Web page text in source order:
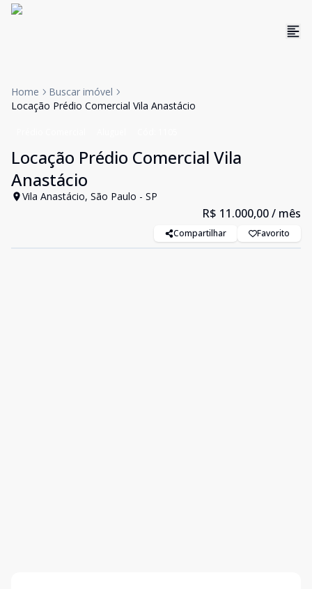
Home
Buscar imóvel
Locação Prédio Comercial Vila Anastácio
Locação Prédio Comercial Vila
Anastácio
Vila Anastácio, São Paulo - SP
R$ 11.000,00/ mês
Compartilhar Favorito